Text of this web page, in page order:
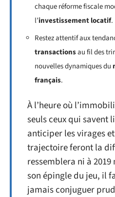
chaque réforme fiscale
l’investissement locatif.
Restez attentif aux
transactionsau fil des
nouvelles dynamiques du
français.
À l’heure où
seuls ceux qui savent
anticiper les virages
trajectoire feront la
ressemblera ni à
son épingle du jeu, il
jamais conjuguer